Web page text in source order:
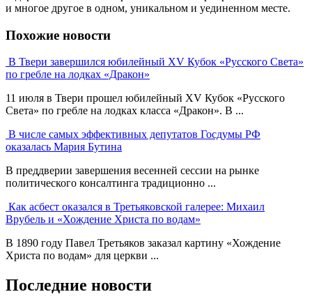
и многое другое в одном, уникальном и уединенном месте.
Похожие новости
В Твери завершился юбилейный XV Кубок «Русского Света»
по гребле на лодках «Дракон»
11 июля в Твери прошел юбилейный XV Кубок «Русского
Света» по гребле на лодках класса «Дракон». В ...
В числе самых эффективных депутатов Госдумы РФ
оказалась Мария Бутина
В преддверии завершения весенней сессии на рынке
политического консалтинга традиционно ...
Как асбест оказался в Третьяковской галерее: Михаил
Врубель и «Хождение Христа по водам»
В 1890 году Павел Третьяков заказал картину «Хождение
Христа по водам» для церкви ...
Последние новости